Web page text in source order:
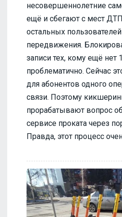
несовершеннолетние
ещё и сбегают с мест
остальных
передвижения.
записи тех, кому ещё нет
проблематично. Сейчас
для абонентов одного
связи. Поэтому
прорабатывают вопрос
сервисе проката через
Правда, этот процесс